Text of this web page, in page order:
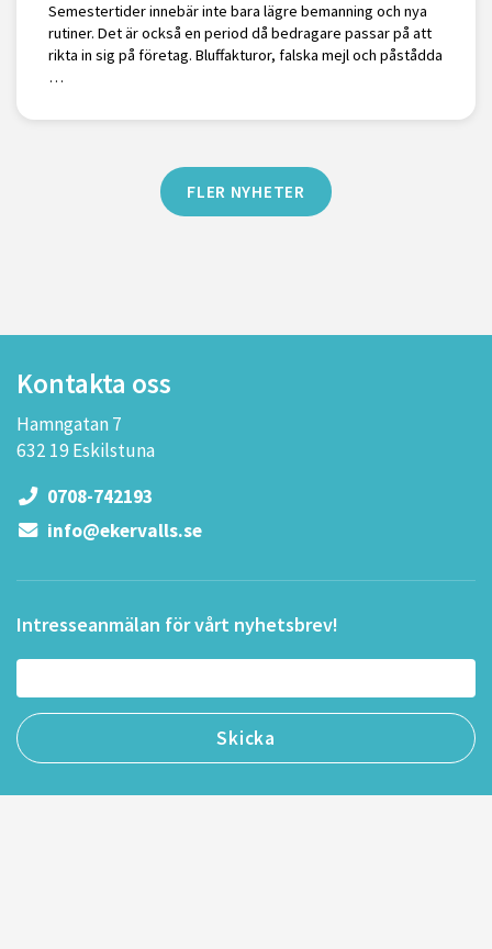
Semestertider innebär inte bara lägre bemanning och nya
rutiner. Det är också en period då bedragare passar på att
rikta in sig på företag. Bluffakturor, falska mejl och påstådda
…
FLER NYHETER
Kontakta oss
Hamngatan 7
632 19 Eskilstuna
0708-742193
info@ekervalls.se
Intresseanmälan för vårt nyhetsbrev!